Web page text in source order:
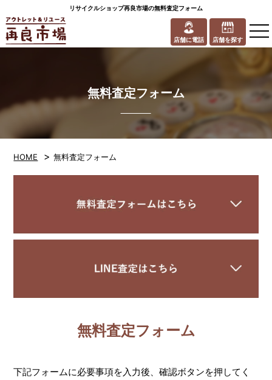
リサイクルショップ再良市場の無料査定フォーム
店舗に電話 店舗を探す
無料査定フォーム
HOME >無料査定フォーム
無料査定フォーム
下記フォームに必要事項を入力後、確認ボタンを押してく